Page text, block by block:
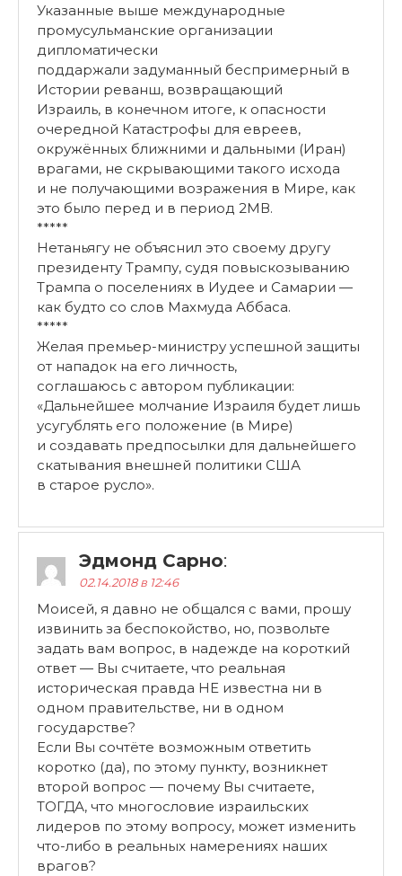
Указанные выше международные
промусульманские организации
дипломатически
поддаржали задуманный беспримерный в
Истории реванш, возвращающий
Израиль, в конечном итоге, к опасности
очередной Катастрофы для евреев,
окружённых ближними и дальными (Иран)
врагами, не скрывающими такого исхода
и не получающими возражения в Мире, как
это было перед и в период 2МВ.
*****
Нетаньягу не объяснил это своему другу
президенту Трампу, судя повыскозыванию
Трампа о поселениях в Иудее и Самарии —
как будто со слов Махмуда Аббаса.
*****
Желая премьер-министру успешной защиты
от нападок на его личность,
соглашаюсь с автором публикации:
«Дальнейшее молчание Израиля будет лишь
усугублять его положение (в Мире)
и создавать предпосылки для дальнейшего
скатывания внешней политики США
в старое русло».
Эдмонд Сарно:
02.14.2018 в 12:46
Моисей, я давно не общался с вами, прошу
извинить за беспокойство, но, позвольте
задать вам вопрос, в надежде на короткий
ответ — Вы считаете, что реальная
историческая правда НЕ известна ни в
одном правительстве, ни в одном
государстве?
Если Вы сочтёте возможным ответить
коротко (да), по этому пункту, возникнет
второй вопрос — почему Вы считаете,
ТОГДА, что многословие израильских
лидеров по этому вопросу, может изменить
что-либо в реальных намерениях наших
врагов?